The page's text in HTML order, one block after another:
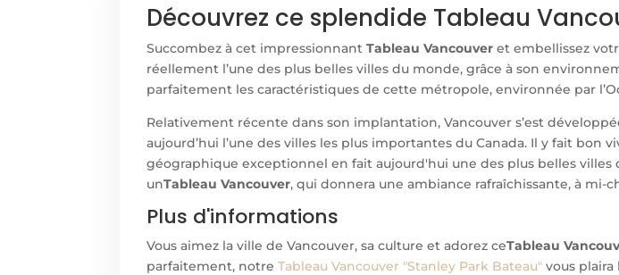
Découvrez ce splendide Tableau
Succombez à cet impressionnantTableau Vancouver et embellissez
réellement l’une des plus belles villes du monde, grâce à son
parfaitement les caractéristiques de cette métropole, environnée par
Relativement récente dans son implantation, Vancouver s’est
aujourd’hui l’une des villes les plus importantes du Canada. Il y fait
géographique exceptionnel en fait aujourd'hui une des plus belles
unTableau Vancouver, qui donnera une ambiance rafraîchissante, à
Plus d'informations
Vous aimez la ville de Vancouver, sa culture et adorez ceTableau
parfaitement, notreTableau Vancouver "Stanley Park Bateau" vous